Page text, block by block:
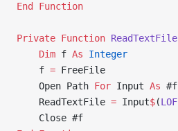
End Function
Private Function ReadTextFile
    Dim
f As Integer
    f
= FreeFile
    Open Path
For Input As #f
    ReadTextFile
= Input$(LOF
    Close #f